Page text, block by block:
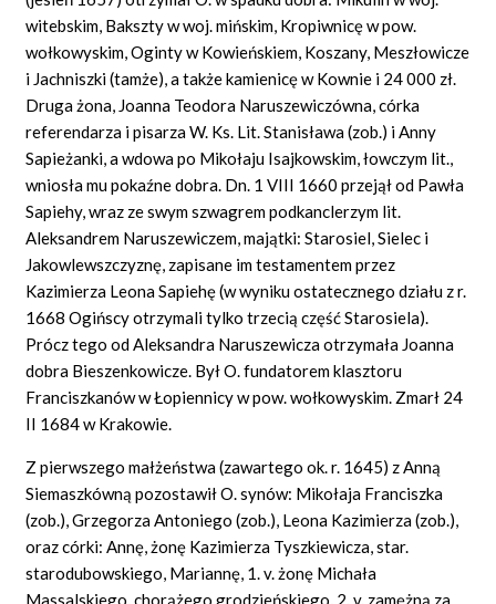
witebskim, Bakszty w woj. mińskim, Kropiwnicę w pow.
wołkowyskim, Oginty w Kowieńskiem, Koszany, Meszłowicze
i Jachniszki (tamże), a także kamienicę w Kownie i 24 000 zł.
Druga żona, Joanna Teodora Naruszewiczówna, córka
referendarza i pisarza W. Ks. Lit. Stanisława (zob.) i Anny
Sapieżanki, a wdowa po Mikołaju Isajkowskim, łowczym lit.,
wniosła mu pokaźne dobra. Dn. 1 VIII 1660 przejął od Pawła
Sapiehy, wraz ze swym szwagrem podkanclerzym lit.
Aleksandrem Naruszewiczem, majątki: Starosiel, Sielec i
Jakowlewszczyznę, zapisane im testamentem przez
Kazimierza Leona Sapiehę (w wyniku ostatecznego działu z r.
1668 Ogińscy otrzymali tylko trzecią część Starosiela).
Prócz tego od Aleksandra Naruszewicza otrzymała Joanna
dobra Bieszenkowicze. Był O. fundatorem klasztoru
Franciszkanów w Łopiennicy w pow. wołkowyskim. Zmarł 24
II 1684 w Krakowie.
Z pierwszego małżeństwa (zawartego ok. r. 1645) z Anną
Siemaszkówną pozostawił O. synów: Mikołaja Franciszka
(zob.), Grzegorza Antoniego (zob.), Leona Kazimierza (zob.),
oraz córki: Annę, żonę Kazimierza Tyszkiewicza, star.
starodubowskiego, Mariannę, 1. v. żonę Michała
Massalskiego, chorążego grodzieńskiego, 2. v. zamężną za